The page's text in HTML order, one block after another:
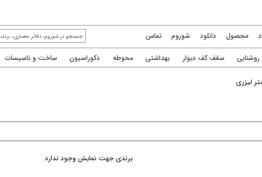
محصول دانلود شوروم تماس
روشنایی سقف کف دیوار بهداشتی محوطه دکوراسیون ساخت و تاسیسات
لیزری
برندی جهت نمایش وجود ندارد